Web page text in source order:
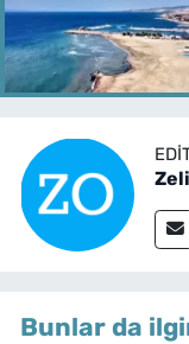
Bunlar da